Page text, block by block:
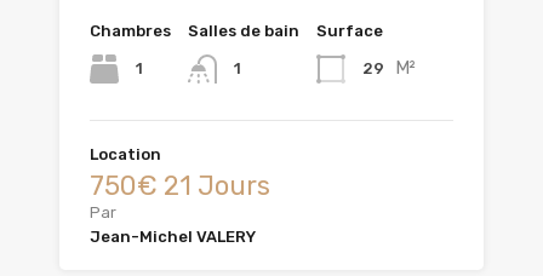
Chambres
1
Salles de bain
1
Surface
29 M²
Location
750€ 21 Jours
Par
Jean-Michel VALERY